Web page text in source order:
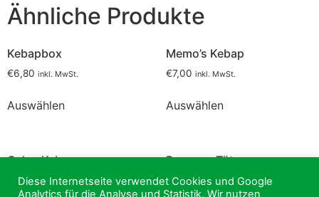
Ähnliche Produkte
Kebapbox
€6,80 inkl. MwSt.
Auswählen
Memo’s Kebap
€7,00 inkl. MwSt.
Auswählen
Celos Kebap
7,00 inkl. MwSt.
Pommes Tüte
€4,80 inkl. MwSt.
Diese Internetseite verwendet Cookies und Google
Analytics für die Analyse und Statistik. Wir nutzen